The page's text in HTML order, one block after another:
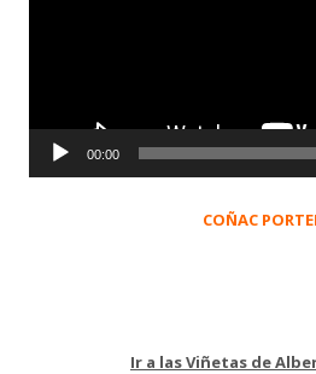
00:00
COÑAC
Ir a las Viñetas de